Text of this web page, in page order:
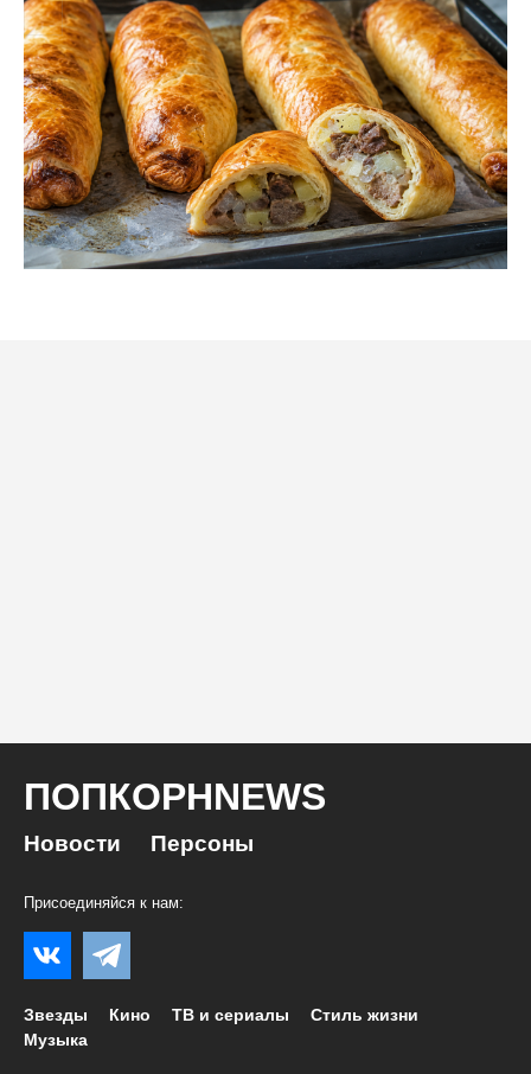
ПОПКОРНNEWS
Новости Персоны
Присоединяйся к нам:
Звезды Кино ТВ и сериалы
Стиль жизни
Музыка